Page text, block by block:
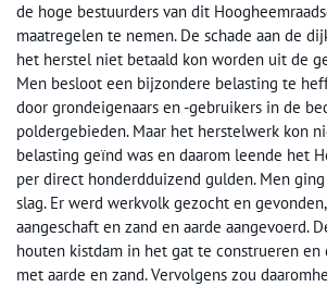
de hoge bestuurders van dit
maatregelen te nemen. De schade aan de
het herstel niet betaald kon worden uit de
Men besloot een bijzondere belasting te
door grondeigenaars en -gebruikers in de
poldergebieden. Maar het herstelwerk kon
belasting geïnd was en daarom leende het
per direct honderdduizend gulden. Men
slag. Er werd werkvolk gezocht en
aangeschaft en zand en aarde aangevoerd.
houten kistdam in het gat te construeren
met aarde en zand. Vervolgens zou